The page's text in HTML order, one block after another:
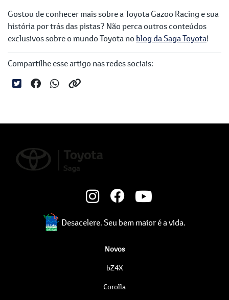
Gostou de conhecer mais sobre a Toyota Gazoo Racing e sua
história por trás das pistas? Não perca outros conteúdos
exclusivos sobre o mundo Toyota no blog da Saga Toyota!
Compartilhe esse artigo nas redes sociais:
Desacelere. Seu bem maior é a vida.
Novos
bZ4X
Corolla